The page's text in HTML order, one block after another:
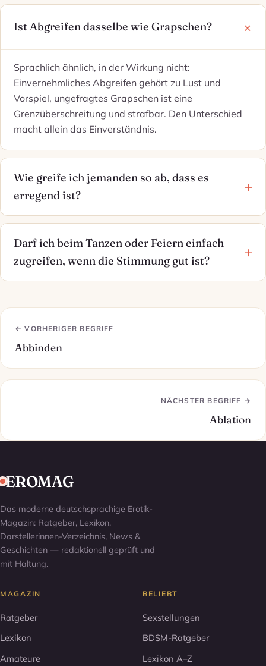
Ist Abgreifen dasselbe wie Grapschen?
Sprachlich ähnlich, in der Wirkung nicht:
Einvernehmliches Abgreifen gehört zu Lust und
Vorspiel, ungefragtes Grapschen ist eine
Grenzüberschreitung und strafbar. Den Unterschied
macht allein das Einverständnis.
Wie greife ich jemanden so ab, dass es
erregend ist?
Darf ich beim Tanzen oder Feiern einfach
zugreifen, wenn die Stimmung gut ist?
← VORHERIGER BEGRIFF
Abbinden
NÄCHSTER BEGRIFF →
Ablation
EROMAG
Das moderne deutschsprachige Erotik-
Magazin: Ratgeber, Lexikon,
Darstellerinnen-Verzeichnis, News &
Geschichten — redaktionell geprüft und
mit Haltung.
MAGAZIN
Ratgeber
Lexikon
Amateure
BELIEBT
Sexstellungen
BDSM-Ratgeber
Lexikon A–Z